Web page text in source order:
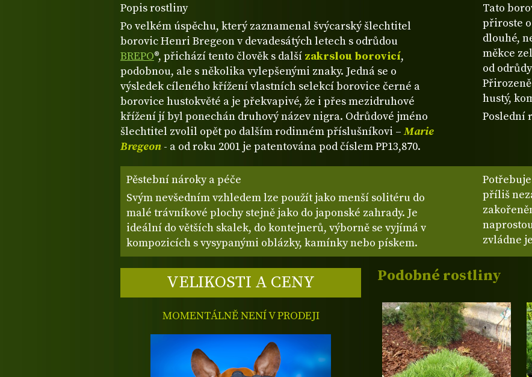
Popis rostliny
Po velkém úspěchu, který zaznamenal švýcarský šlechtitel
borovic Henri Bregeon v devadesátých letech s odrůdou
BREPO®, přichází tento člověk s další zakrslou borovicí,
podobnou, ale s několika vylepšenými znaky. Jedná se o
výsledek cíleného křížení vlastních selekcí borovice černé a
borovice hustokvěté a je překvapivé, že i přes mezidruhové
křížení jí byl ponechán druhový název nigra. Odrůdové jméno
šlechtitel zvolil opět po dalším rodinném příslušníkovi –Marie
Bregeon - a od roku 2001 je patentována pod číslem PP13,870.
Tato
přiroste
dlouhé,
měkce
od
hustý,
Poslední
Pěstební nároky a péče
Svým nevšedním vzhledem lze použít jako menší solitéru do
malé trávníkové plochy stejně jako do japonské zahrady. Je
ideální do větších skalek, do kontejnerů, výborně se vyjímá v
kompozicích s vysypanými oblázky, kamínky nebo pískem.
příliš
zvládne
VELIKOSTI A CENY
MOMENTÁLNĚ NENÍ V PRODEJI
Podobné rostliny